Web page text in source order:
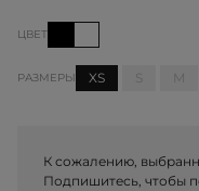
ЦВЕТ
РАЗМЕРЫ XS M
К сожалению,
Подпишитесь, чтобы